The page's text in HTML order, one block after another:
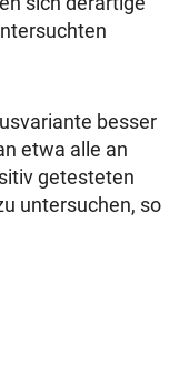
besser
etwa alle an
getesteten
untersuchen, so